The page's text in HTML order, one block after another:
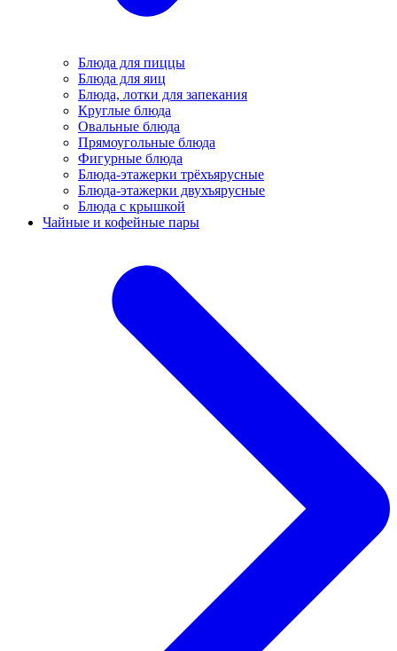
Блюда для пиццы
Блюда для яиц
Блюда, лотки для запекания
Круглые блюда
Овальные блюда
Прямоугольные блюда
Фигурные блюда
Блюда-этажерки трёхъярусные
Блюда-этажерки двухъярусные
Блюда с крышкой
Чайные и кофейные пары